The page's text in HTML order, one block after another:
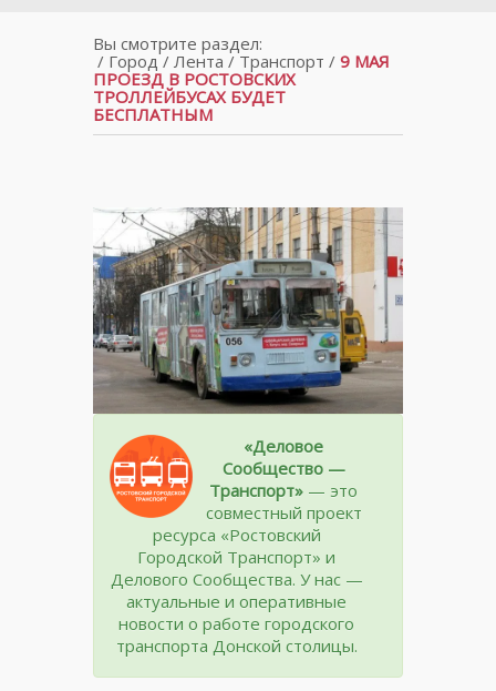
Вы смотрите раздел:
/ Город/ Лента / Транспорт / 9 МАЯ
ПРОЕЗД В РОСТОВСКИХ
ТРОЛЛЕЙБУСАХ БУДЕТ
БЕСПЛАТНЫМ
«Деловое
Сообщество —
Транспорт» — это
совместный проект
ресурса «Ростовский
Городской Транспорт» и
Делового Сообщества. У нас —
актуальные и оперативные
новости о работе городского
транспорта Донской столицы.